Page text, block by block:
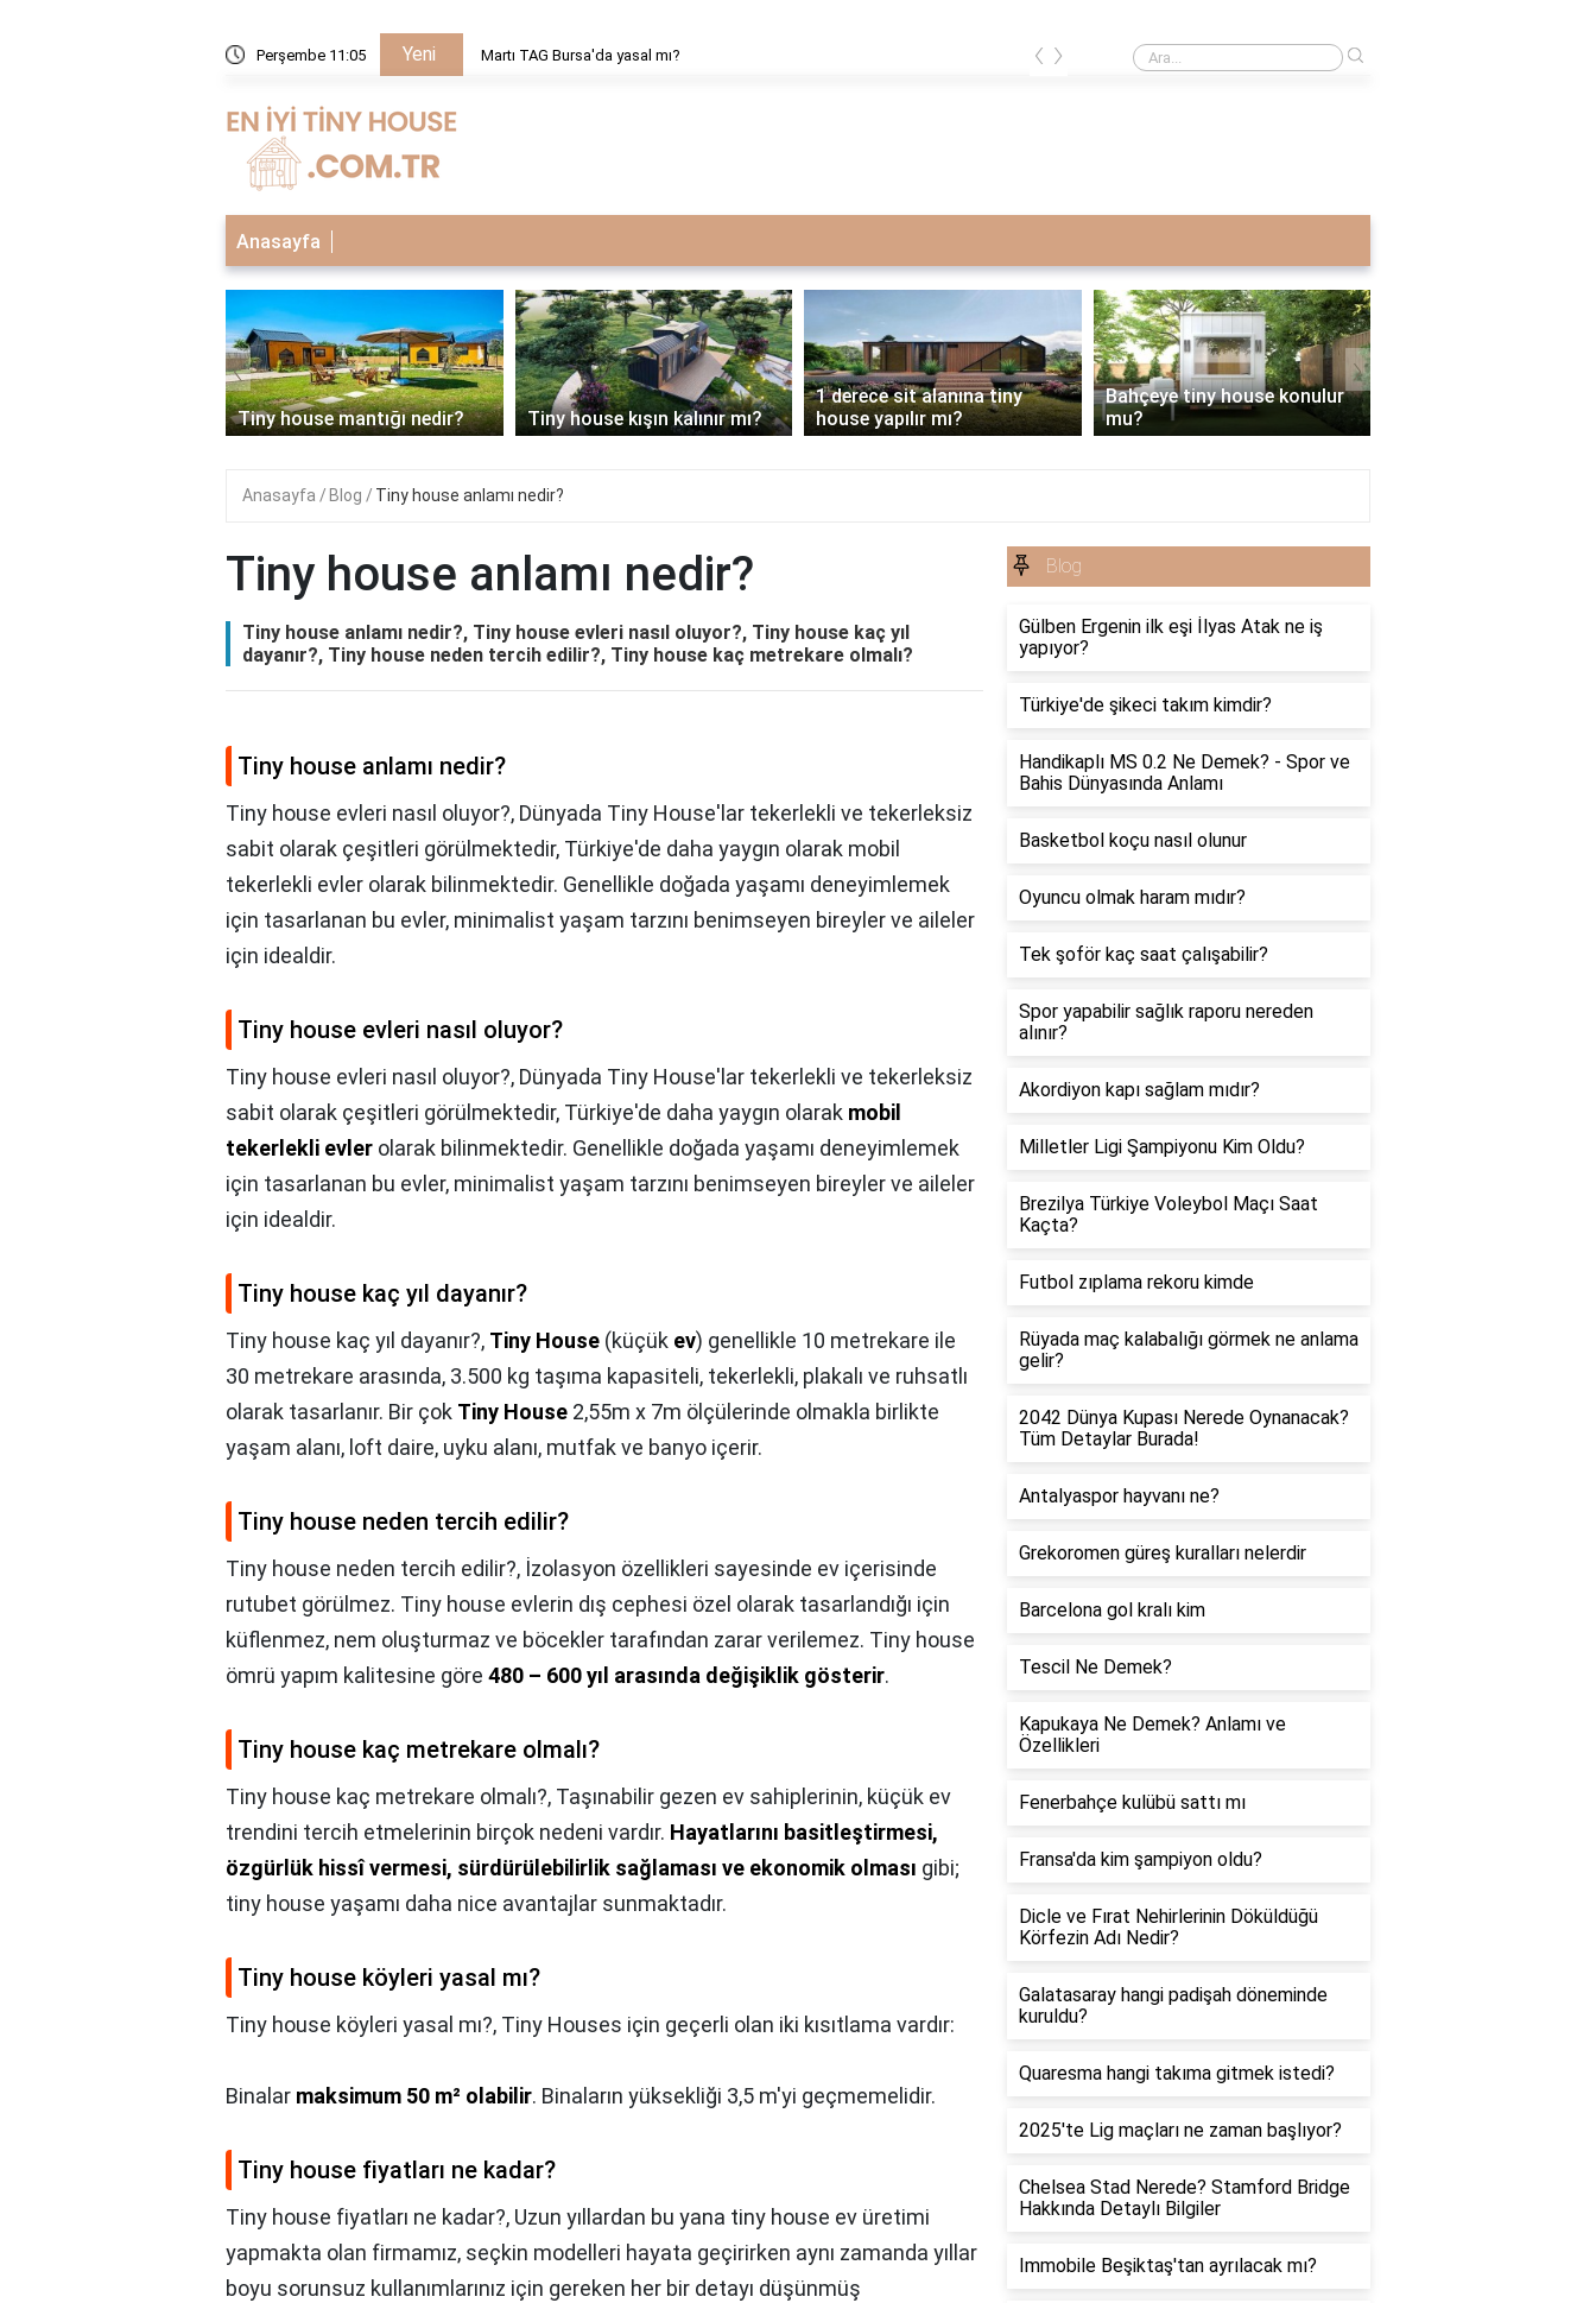
Perşembe 11:05 Yeni Martı TAG Bursa'da yasal mı? Martı TAG Bursa'da yasal mı?
‹ ›
Anasayfa
Tiny house mantığı nedir? Tiny house kışın kalınır mı?
1 derece sit alanına tiny
house yapılır mı?
Bahçeye tiny house konulur
mu?
‹ ›
Anasayfa Blog Tiny house anlamı nedir?
Tiny house anlamı nedir?
Tiny house anlamı nedir?, Tiny house evleri nasıl oluyor?, Tiny house kaç yıl
dayanır?, Tiny house neden tercih edilir?, Tiny house kaç metrekare olmalı?
Tiny house anlamı nedir?
Tiny house evleri nasıl oluyor?, Dünyada Tiny House'lar tekerlekli ve tekerleksiz
sabit olarak çeşitleri görülmektedir, Türkiye'de daha yaygın olarak mobil
tekerlekli evler olarak bilinmektedir. Genellikle doğada yaşamı deneyimlemek
için tasarlanan bu evler, minimalist yaşam tarzını benimseyen bireyler ve aileler
için idealdir.
Tiny house evleri nasıl oluyor?
Tiny house evleri nasıl oluyor?, Dünyada Tiny House'lar tekerlekli ve tekerleksiz
sabit olarak çeşitleri görülmektedir, Türkiye'de daha yaygın olarak mobil
tekerlekli evler olarak bilinmektedir. Genellikle doğada yaşamı deneyimlemek
için tasarlanan bu evler, minimalist yaşam tarzını benimseyen bireyler ve aileler
için idealdir.
Tiny house kaç yıl dayanır?
Tiny house kaç yıl dayanır?, Tiny House (küçük ev) genellikle 10 metrekare ile
30 metrekare arasında, 3.500 kg taşıma kapasiteli, tekerlekli, plakalı ve ruhsatlı
olarak tasarlanır. Bir çok Tiny House 2,55m x 7m ölçülerinde olmakla birlikte
yaşam alanı, loft daire, uyku alanı, mutfak ve banyo içerir.
Tiny house neden tercih edilir?
Tiny house neden tercih edilir?, İzolasyon özellikleri sayesinde ev içerisinde
rutubet görülmez. Tiny house evlerin dış cephesi özel olarak tasarlandığı için
küflenmez, nem oluşturmaz ve böcekler tarafından zarar verilemez. Tiny house
ömrü yapım kalitesine göre 480 – 600 yıl arasında değişiklik gösterir.
Tiny house kaç metrekare olmalı?
Tiny house kaç metrekare olmalı?, Taşınabilir gezen ev sahiplerinin, küçük ev
trendini tercih etmelerinin birçok nedeni vardır. Hayatlarını basitleştirmesi,
özgürlük hissî vermesi, sürdürülebilirlik sağlaması ve ekonomik olması gibi;
tiny house yaşamı daha nice avantajlar sunmaktadır.
Tiny house köyleri yasal mı?
Tiny house köyleri yasal mı?, Tiny Houses için geçerli olan iki kısıtlama vardır:
Binalar maksimum 50 m² olabilir. Binaların yüksekliği 3,5 m'yi geçmemelidir.
Tiny house fiyatları ne kadar?
Tiny house fiyatları ne kadar?, Uzun yıllardan bu yana tiny house ev üretimi
yapmakta olan firmamız, seçkin modelleri hayata geçirirken aynı zamanda yıllar
boyu sorunsuz kullanımlarınız için gereken her bir detayı düşünmüş
Blog
Gülben Ergenin ilk eşi İlyas Atak ne iş
yapıyor?
Türkiye'de şikeci takım kimdir?
Handikaplı MS 0.2 Ne Demek? - Spor ve
Bahis Dünyasında Anlamı
Basketbol koçu nasıl olunur
Oyuncu olmak haram mıdır?
Tek şoför kaç saat çalışabilir?
Spor yapabilir sağlık raporu nereden
alınır?
Akordiyon kapı sağlam mıdır?
Milletler Ligi Şampiyonu Kim Oldu?
Brezilya Türkiye Voleybol Maçı Saat
Kaçta?
Futbol zıplama rekoru kimde
Rüyada maç kalabalığı görmek ne anlama
gelir?
2042 Dünya Kupası Nerede Oynanacak?
Tüm Detaylar Burada!
Antalyaspor hayvanı ne?
Grekoromen güreş kuralları nelerdir
Barcelona gol kralı kim
Tescil Ne Demek?
Kapukaya Ne Demek? Anlamı ve
Özellikleri
Fenerbahçe kulübü sattı mı
Fransa'da kim şampiyon oldu?
Dicle ve Fırat Nehirlerinin Döküldüğü
Körfezin Adı Nedir?
Galatasaray hangi padişah döneminde
kuruldu?
Quaresma hangi takıma gitmek istedi?
2025'te Lig maçları ne zaman başlıyor?
Chelsea Stad Nerede? Stamford Bridge
Hakkında Detaylı Bilgiler
Immobile Beşiktaş'tan ayrılacak mı?